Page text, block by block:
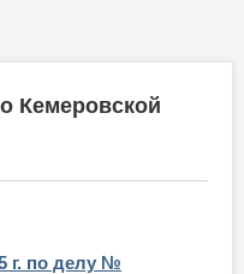
Кемеровской
г. по делу №